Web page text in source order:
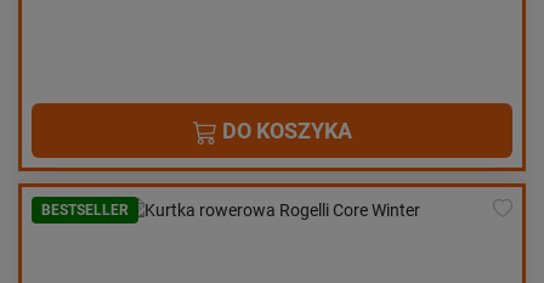
DO KOSZYKA
BESTSELLER